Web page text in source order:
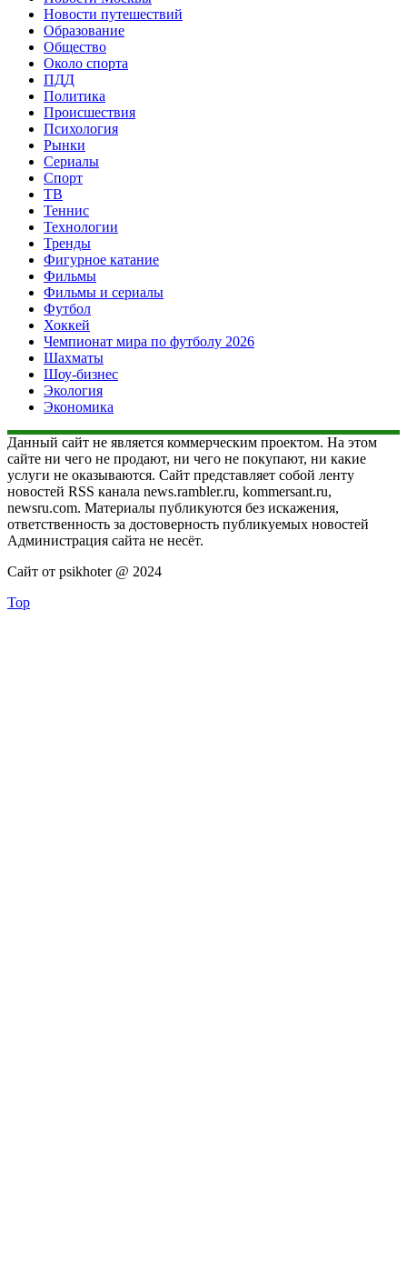
Новости путешествий
Образование
Общество
Около спорта
ПДД
Политика
Происшествия
Психология
Рынки
Сериалы
Спорт
ТВ
Теннис
Технологии
Тренды
Фигурное катание
Фильмы
Фильмы и сериалы
Футбол
Хоккей
Чемпионат мира по футболу 2026
Шахматы
Шоу-бизнес
Экология
Экономика
Данный сайт не является коммерческим проектом. На этом
сайте ни чего не продают, ни чего не покупают, ни какие
услуги не оказываются. Сайт представляет собой ленту
новостей RSS канала news.rambler.ru, kommersant.ru,
newsru.com. Материалы публикуются без искажения,
ответственность за достоверность публикуемых новостей
Администрация сайта не несёт.
Сайт от psikhoter @ 2024
Top